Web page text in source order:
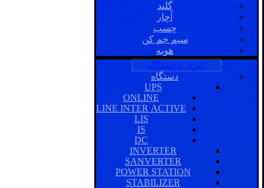
گلند
آچار
چسب
سیم جم کن
هویه
باتری و دستگاه
دستگاه
UPS
ONLINE
LINE INTER ACTIVE
LIS
IS
DC
INVERTER
SANVERTER
POWER STATION
STABILIZER